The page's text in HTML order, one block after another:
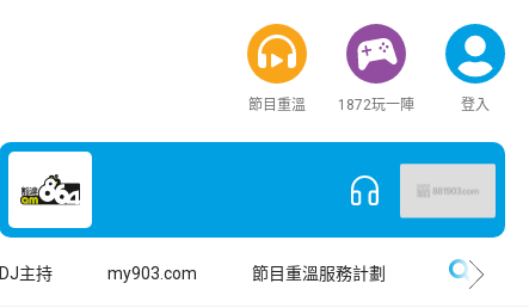
節目重溫 1872玩一陣 登入
DJ主持 my903.com 節目重溫服務計劃